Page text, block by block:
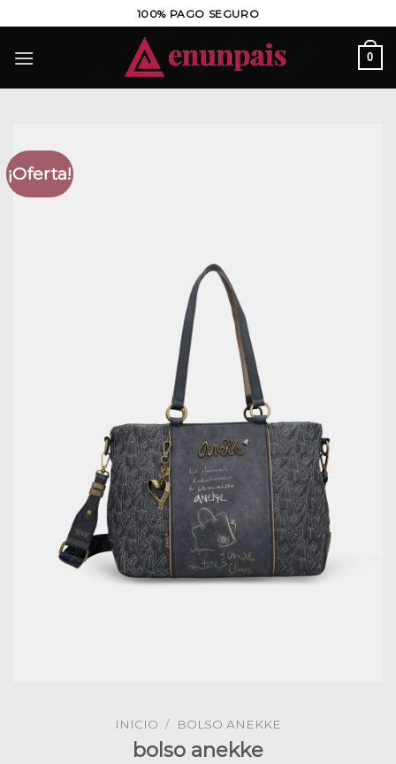
al
contenido
100% PAGO SEGURO
0
¡Oferta!
INICIO / BOLSO ANEKKE
bolso anekke